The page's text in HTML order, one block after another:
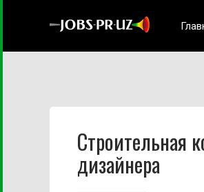
Строительная
дизайнера